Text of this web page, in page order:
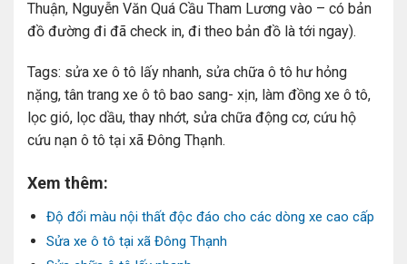
Thuận, Nguyễn Văn Quá Cầu Tham Lương vào – có bản
đồ đường đi đã check in, đi theo bản đồ là tới ngay).
Tags: sửa xe ô tô lấy nhanh, sửa chữa ô tô hư hỏng
nặng, tân trang xe ô tô bao sang- xịn, làm đồng xe ô tô,
lọc gió, lọc dầu, thay nhớt, sửa chữa động cơ, cứu hộ
cứu nạn ô tô tại xã Đông Thạnh.
Xem thêm:
Độ đổi màu nội thất độc đáo cho các dòng xe cao cấp
Sửa xe ô tô tại xã Đông Thạnh